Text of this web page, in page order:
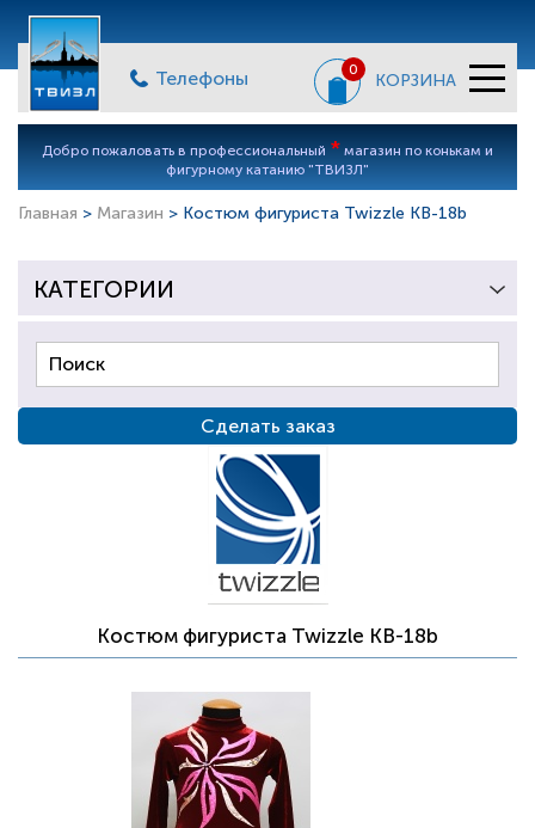
Телефоны 0
КОРЗИНА
Добро пожаловать в профессиональный * магазин по конькам и
фигурному катанию "ТВИЗЛ"
Главная > Магазин > Костюм фигуриста Twizzle KB-18b
Костюм фигуриста Twizzle KB-18b
КАТЕГОРИИ
Сделать заказ